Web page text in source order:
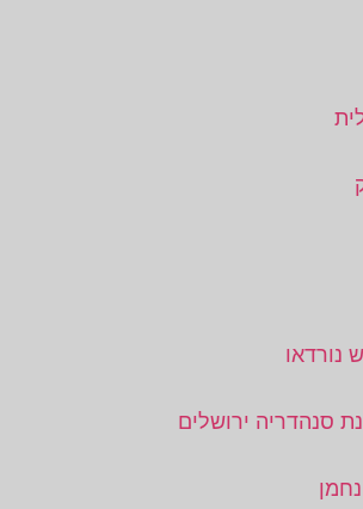
נורדאו
סנהדריה ירושלים